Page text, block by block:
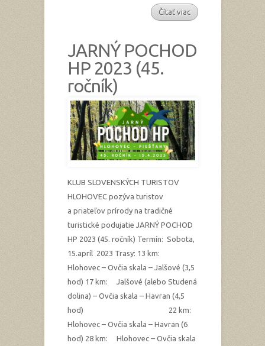
Čítať viac
JARNÝ POCHOD
HP 2023 (45.
ročník)
KLUB SLOVENSKÝCH TURISTOV
HLOHOVEC pozýva turistov
a priateľov prírody na tradičné
turistické podujatie JARNÝ POCHOD
HP 2023 (45. ročník) Termín: Sobota,
15.apríl 2023 Trasy: 13 km:
Hlohovec – Ovčia skala – Jalšové (3,5
hod) 17 km: Jalšové (alebo Studená
dolina) – Ovčia skala – Havran (4,5
hod) 22 km:
Hlohovec – Ovčia skala – Havran (6
hod) 28 km: Hlohovec – Ovčia skala